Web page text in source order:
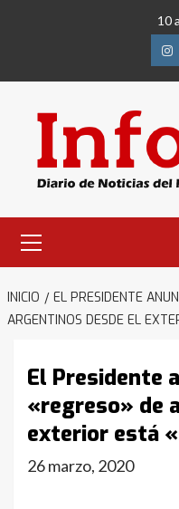
10
primario
INICIO
EL PRESIDENTE
ARGENTINOS DESDE EL
El Presidente
«regreso» de
exterior está
26 marzo, 2020